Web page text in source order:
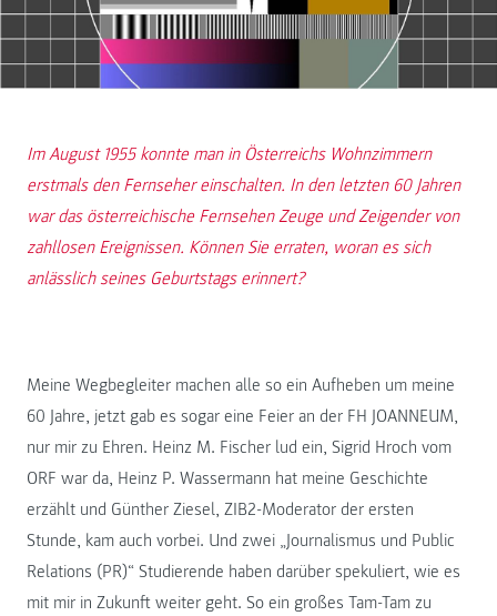
Im August 1955 konnte man in Österreichs Wohnzimmern
erstmals den Fernseher einschalten. In den letzten 60 Jahren
war das österreichische Fernsehen Zeuge und Zeigender von
zahllosen Ereignissen. Können Sie erraten, woran es sich
anlässlich seines Geburtstags erinnert?
Meine Wegbegleiter machen alle so ein Aufheben um meine
60 Jahre, jetzt gab es sogar eine Feier an der FH JOANNEUM,
nur mir zu Ehren. Heinz M. Fischer lud ein, Sigrid Hroch vom
ORF war da, Heinz P. Wassermann hat meine Geschichte
erzählt und Günther Ziesel, ZIB2-Moderator der ersten
Stunde, kam auch vorbei. Und zwei „Journalismus und Public
Relations (PR)“ Studierende haben darüber spekuliert, wie es
mit mir in Zukunft weiter geht. So ein großes Tam-Tam zu